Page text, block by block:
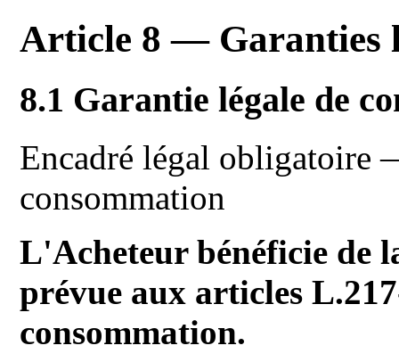
Article 8 — Garanties
8.1 Garantie légale de
Encadré légal obligatoire
consommation
L'Acheteur bénéficie de
prévue aux articles
consommation.